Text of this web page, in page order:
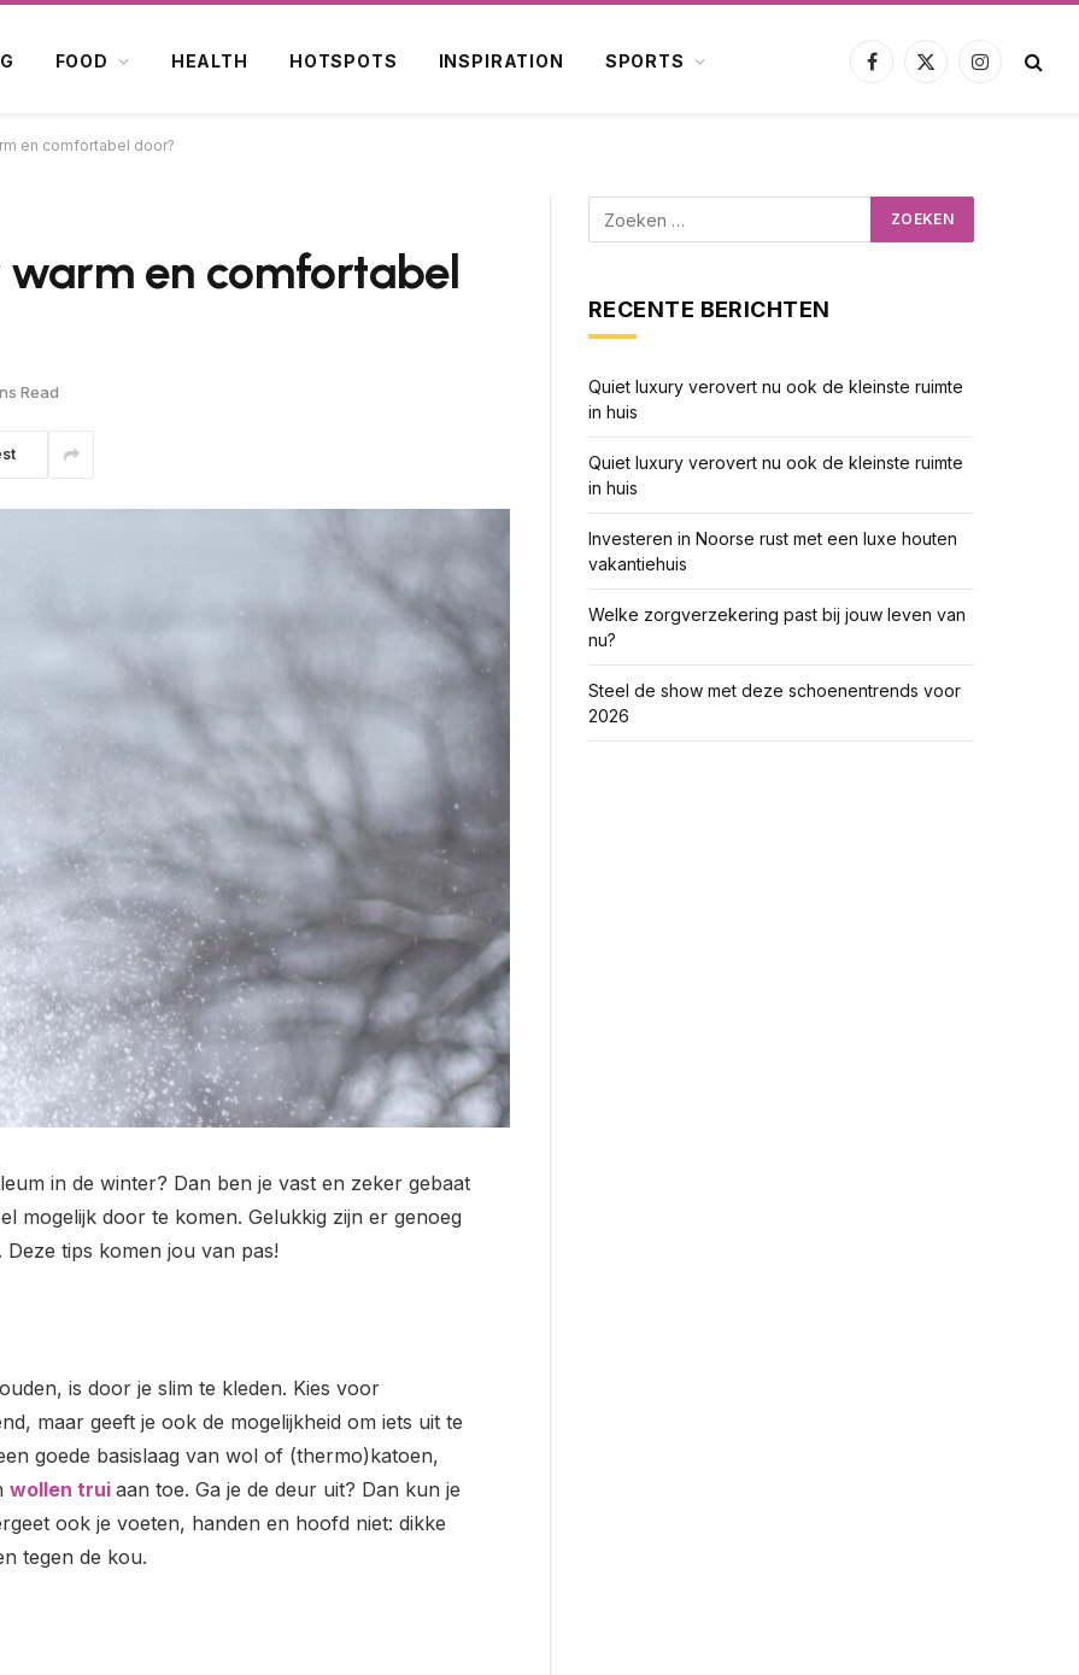
FOOD HEALTH HOTSPOTS INSPIRATION SPORTS
Facebook
X
Instagram
en comfortabel door?
en comfortabel
Read
in de winter? Dan ben je vast en zeker gebaat
mogelijk door te komen. Gelukkig zijn er genoeg
tips komen jou van pas!
is door je slim te kleden. Kies voor
maar geeft je ook de mogelijkheid om iets uit te
goede basislaag van wol of (thermo)katoen,
wollen trui aan toe. Ga je de deur uit? Dan kun je
ook je voeten, handen en hoofd niet: dikke
tegen de kou.
RECENTE BERICHTEN
Quiet luxury verovert nu ook de kleinste ruimte
in huis
Quiet luxury verovert nu ook de kleinste ruimte
in huis
Investeren in Noorse rust met een luxe houten
vakantiehuis
Welke zorgverzekering past bij jouw leven van
nu?
Steel de show met deze schoenentrends voor
2026